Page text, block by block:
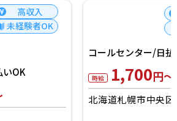
高収入
未経験者OK
いOK
コールセンター/日
時給 1,700円～
北海道札幌市中央区